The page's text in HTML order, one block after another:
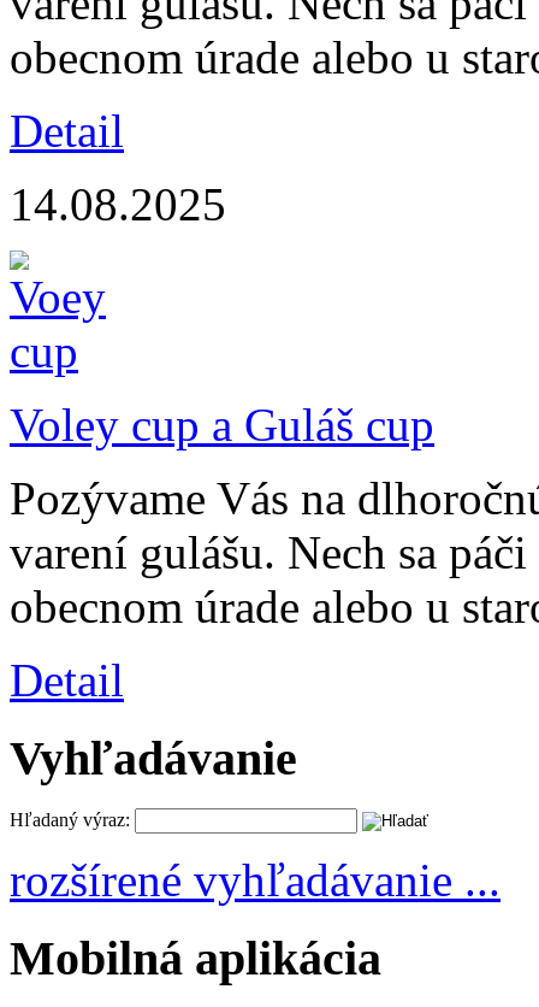
obecnom úrade alebo u
Detail
14.08.2025
Voley cup a Guláš cup
Pozývame Vás na
varení gulášu. Nech sa
obecnom úrade alebo u
Detail
Vyhľadávanie
Hľadaný výraz:
rozšírené vyhľadávanie ...
Mobilná aplikácia